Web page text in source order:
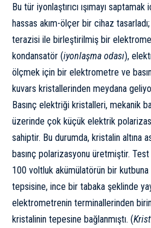
Bu tür iyonlaştırıcı ışımayı
hassas akım-ölçer bir cihaz
terazisi ile birleştirilmiş bir
kondansatör (iyonlaşma odası),
ölçmek için bir elektrometre ve
kuvars kristallerinden meydana
Basınç elektriği kristalleri, mekanik
üzerinde çok küçük elektrik
sahiptir. Bu durumda, kristalin altına
basınç polarizasyonu üretmiştir.
100 voltluk akümülatörün bir
tepsisine, ince bir tabaka şeklinde
elektrometrenin terminallerinden
kristalinin tepesine bağlanmıştı. (